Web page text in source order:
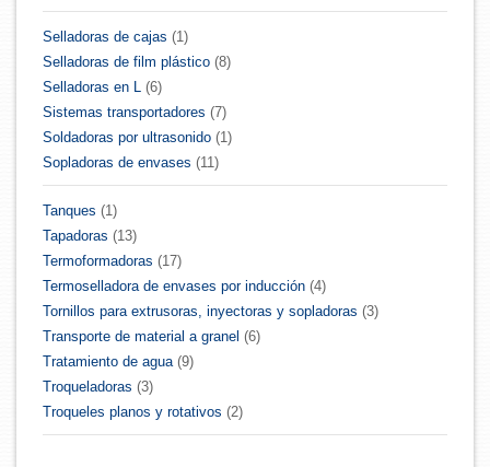
Selladoras de cajas (1)
Selladoras de film plástico (8)
Selladoras en L (6)
Sistemas transportadores (7)
Soldadoras por ultrasonido (1)
Sopladoras de envases (11)
Tanques (1)
Tapadoras (13)
Termoformadoras (17)
Termoselladora de envases por inducción (4)
Tornillos para extrusoras, inyectoras y sopladoras (3)
Transporte de material a granel (6)
Tratamiento de agua (9)
Troqueladoras (3)
Troqueles planos y rotativos (2)